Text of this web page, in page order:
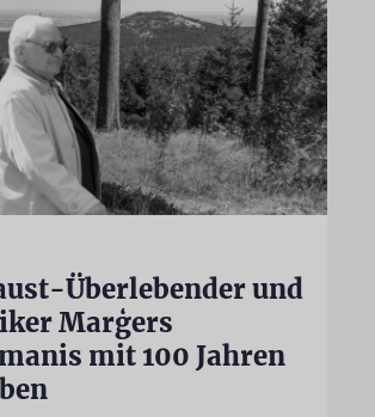
Überlebender und
Marģers
mit 100 Jahren